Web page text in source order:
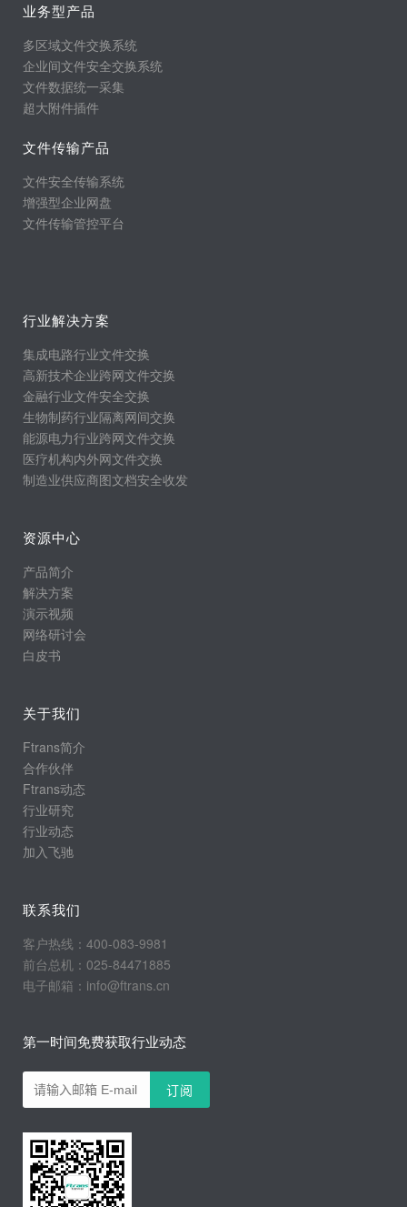
业务型产品
多区域文件交换系统
企业间文件安全交换系统
文件数据统一采集
超大附件插件
文件传输产品
文件安全传输系统
增强型企业网盘
文件传输管控平台
行业解决方案
集成电路行业文件交换
高新技术企业跨网文件交换
金融行业文件安全交换
生物制药行业隔离网间交换
能源电力行业跨网文件交换
医疗机构内外网文件交换
制造业供应商图文档安全收发
资源中心
产品简介
解决方案
演示视频
网络研讨会
白皮书
关于我们
Ftrans简介
合作伙伴
Ftrans动态
行业研究
行业动态
加入飞驰
联系我们
客户热线：400-083-9981
前台总机：025-84471885
电子邮箱：info@ftrans.cn
第一时间免费获取行业动态